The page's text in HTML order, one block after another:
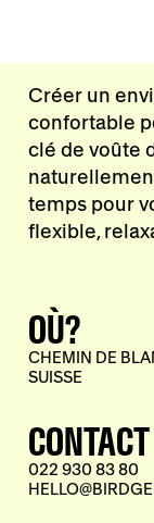
Créer un
confortable
clé de voûte
temps pour
flexible,
OÙ?
CHEMIN DE
SUISSE
CONTACT
022 930 83 80